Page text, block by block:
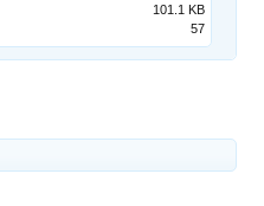
101.1 KB
57